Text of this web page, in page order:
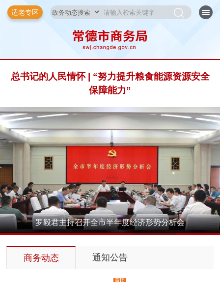
适老专区
总书记的人民情怀 | “努力提升粮食能源资源安全
保障能力”
罗毅君主持召开全市半年度经济形势分析会
商务动态 通知公告